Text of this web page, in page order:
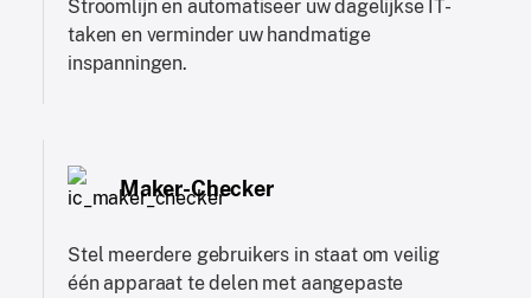
Stroomlijn en automatiseer uw dagelijkse IT-
taken en verminder uw handmatige
inspanningen.
Maker-Checker
Stel meerdere gebruikers in staat om veilig
één apparaat te delen met aangepaste